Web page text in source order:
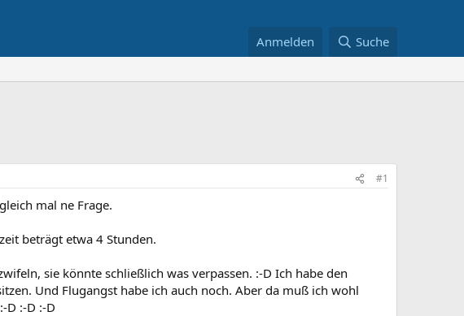
Anmelden Suche
#1
mal ne Frage.
beträgt etwa 4 Stunden.
sie könnte schließlich was verpassen. :-D Ich habe den
Und Flugangst habe ich auch noch. Aber da muß ich wohl
D :-D :-D